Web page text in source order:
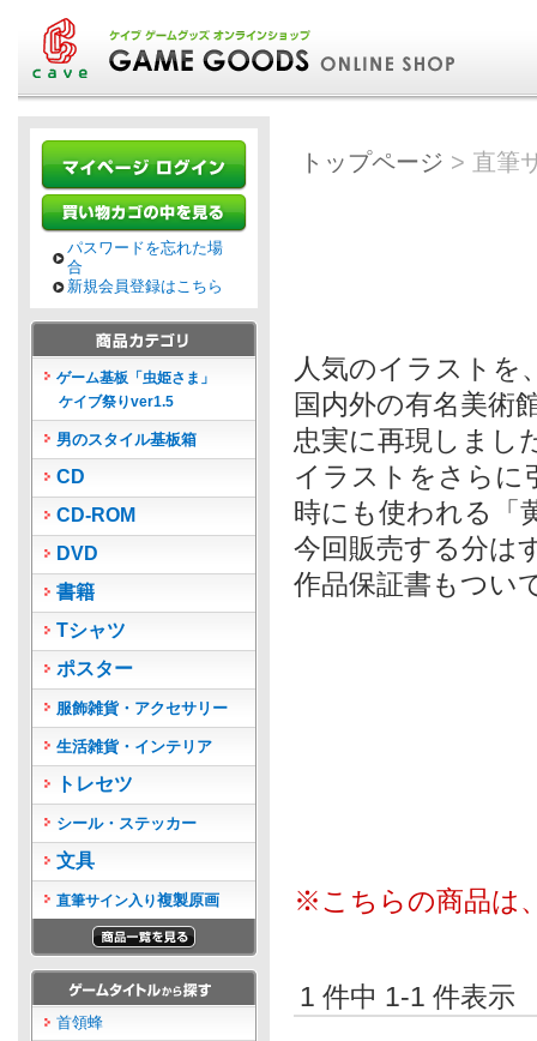
パスワードを忘れた場
合
新規会員登録はこちら
ゲーム基板「虫姫さま」
ケイブ祭りver1.5
男のスタイル基板箱
CD
CD-ROM
DVD
書籍
Tシャツ
ポスター
服飾雑貨・アクセサリー
生活雑貨・インテリア
トレセツ
シール・ステッカー
文具
直筆サイン入り複製原画
首領蜂
トップページ > 直筆
人気のイラストを
国内外の有名美術
忠実に再現しまし
イラストをさらに
時にも使われる「
今回販売する分は
作品保証書もつい
※こちらの商品は
1 件中 1-1 件表